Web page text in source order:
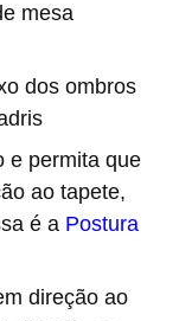
mesa
dos ombros
e permita que
ao tapete,
é a Postura
direção ao